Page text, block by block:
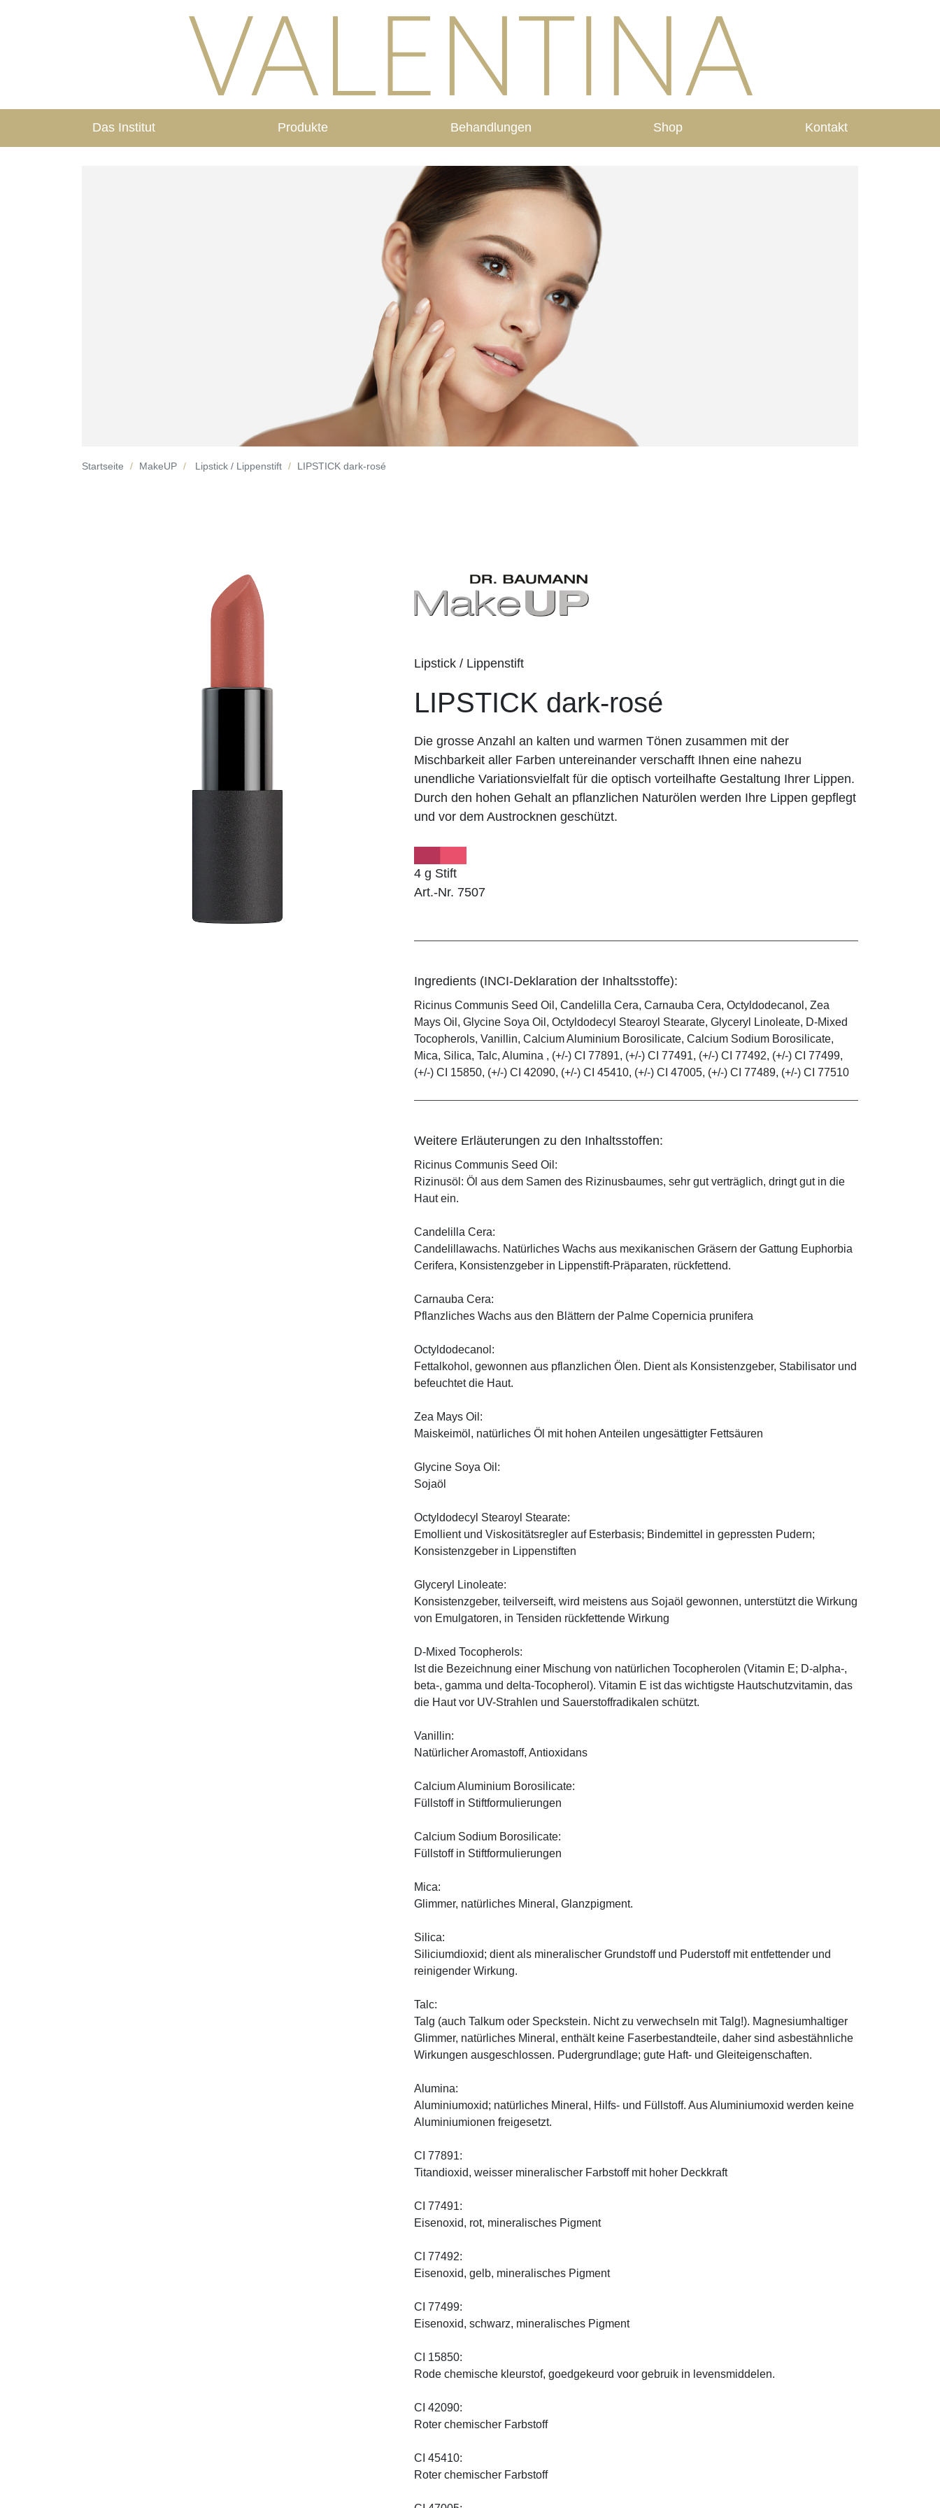
Das Institut Produkte Behandlungen Shop Kontakt
Startseite MakeUP Lipstick / Lippenstift LIPSTICK dark-rosé
Lipstick / Lippenstift
LIPSTICK dark-rosé
Die grosse Anzahl an kalten und warmen Tönen zusammen mit der
Mischbarkeit aller Farben untereinander verschafft Ihnen eine nahezu
unendliche Variationsvielfalt für die optisch vorteilhafte Gestaltung Ihrer Lippen.
Durch den hohen Gehalt an pflanzlichen Naturölen werden Ihre Lippen gepflegt
und vor dem Austrocknen geschützt.
4 g Stift
Art.-Nr. 7507
Ingredients (INCI-Deklaration der Inhaltsstoffe):
Ricinus Communis Seed Oil, Candelilla Cera, Carnauba Cera, Octyldodecanol, Zea
Mays Oil, Glycine Soya Oil, Octyldodecyl Stearoyl Stearate, Glyceryl Linoleate, D-Mixed
Tocopherols, Vanillin, Calcium Aluminium Borosilicate, Calcium Sodium Borosilicate,
Mica, Silica, Talc, Alumina , (+/-) CI 77891, (+/-) CI 77491, (+/-) CI 77492, (+/-) CI 77499,
(+/-) CI 15850, (+/-) CI 42090, (+/-) CI 45410, (+/-) CI 47005, (+/-) CI 77489, (+/-) CI 77510
Weitere Erläuterungen zu den Inhaltsstoffen:
Ricinus Communis Seed Oil:
Rizinusöl: Öl aus dem Samen des Rizinusbaumes, sehr gut verträglich, dringt gut in die
Haut ein.
Candelilla Cera:
Candelillawachs. Natürliches Wachs aus mexikanischen Gräsern der Gattung Euphorbia
Cerifera, Konsistenzgeber in Lippenstift-Präparaten, rückfettend.
Carnauba Cera:
Pflanzliches Wachs aus den Blättern der Palme Copernicia prunifera
Octyldodecanol:
Fettalkohol, gewonnen aus pflanzlichen Ölen. Dient als Konsistenzgeber, Stabilisator und
befeuchtet die Haut.
Zea Mays Oil:
Maiskeimöl, natürliches Öl mit hohen Anteilen ungesättigter Fettsäuren
Glycine Soya Oil:
Sojaöl
Octyldodecyl Stearoyl Stearate:
Emollient und Viskositätsregler auf Esterbasis; Bindemittel in gepressten Pudern;
Konsistenzgeber in Lippenstiften
Glyceryl Linoleate:
Konsistenzgeber, teilverseift, wird meistens aus Sojaöl gewonnen, unterstützt die Wirkung
von Emulgatoren, in Tensiden rückfettende Wirkung
D-Mixed Tocopherols:
Ist die Bezeichnung einer Mischung von natürlichen Tocopherolen (Vitamin E; D-alpha-,
beta-, gamma und delta-Tocopherol). Vitamin E ist das wichtigste Hautschutzvitamin, das
die Haut vor UV-Strahlen und Sauerstoffradikalen schützt.
Vanillin:
Natürlicher Aromastoff, Antioxidans
Calcium Aluminium Borosilicate:
Füllstoff in Stiftformulierungen
Calcium Sodium Borosilicate:
Füllstoff in Stiftformulierungen
Mica:
Glimmer, natürliches Mineral, Glanzpigment.
Silica:
Siliciumdioxid; dient als mineralischer Grundstoff und Puderstoff mit entfettender und
reinigender Wirkung.
Talc:
Talg (auch Talkum oder Speckstein. Nicht zu verwechseln mit Talg!). Magnesiumhaltiger
Glimmer, natürliches Mineral, enthält keine Faserbestandteile, daher sind asbestähnliche
Wirkungen ausgeschlossen. Pudergrundlage; gute Haft- und Gleiteigenschaften.
Alumina:
Aluminiumoxid; natürliches Mineral, Hilfs- und Füllstoff. Aus Aluminiumoxid werden keine
Aluminiumionen freigesetzt.
CI 77891:
Titandioxid, weisser mineralischer Farbstoff mit hoher Deckkraft
CI 77491:
Eisenoxid, rot, mineralisches Pigment
CI 77492:
Eisenoxid, gelb, mineralisches Pigment
CI 77499:
Eisenoxid, schwarz, mineralisches Pigment
CI 15850:
Rode chemische kleurstof, goedgekeurd voor gebruik in levensmiddelen.
CI 42090:
Roter chemischer Farbstoff
CI 45410:
Roter chemischer Farbstoff